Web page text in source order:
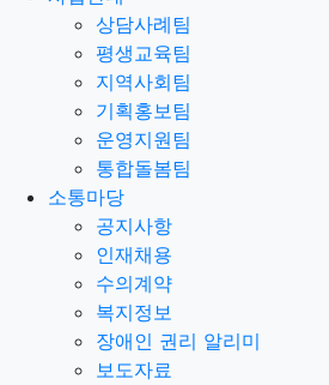
상담사례팀
평생교육팀
지역사회팀
기획홍보팀
운영지원팀
통합돌봄팀
소통마당
공지사항
인재채용
수의계약
복지정보
장애인 권리 알리미
보도자료